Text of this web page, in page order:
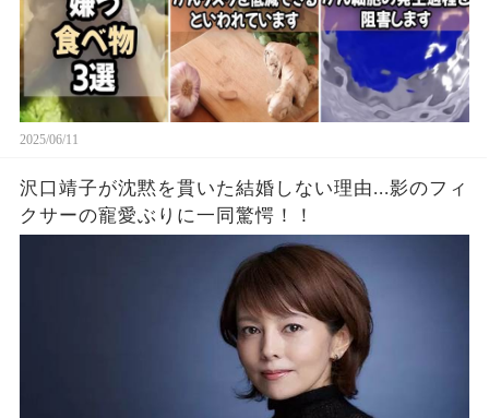
2025/06/11
沢口靖子が沈黙を貫いた結婚しない理由...影のフィ
クサーの寵愛ぶりに一同驚愕！！